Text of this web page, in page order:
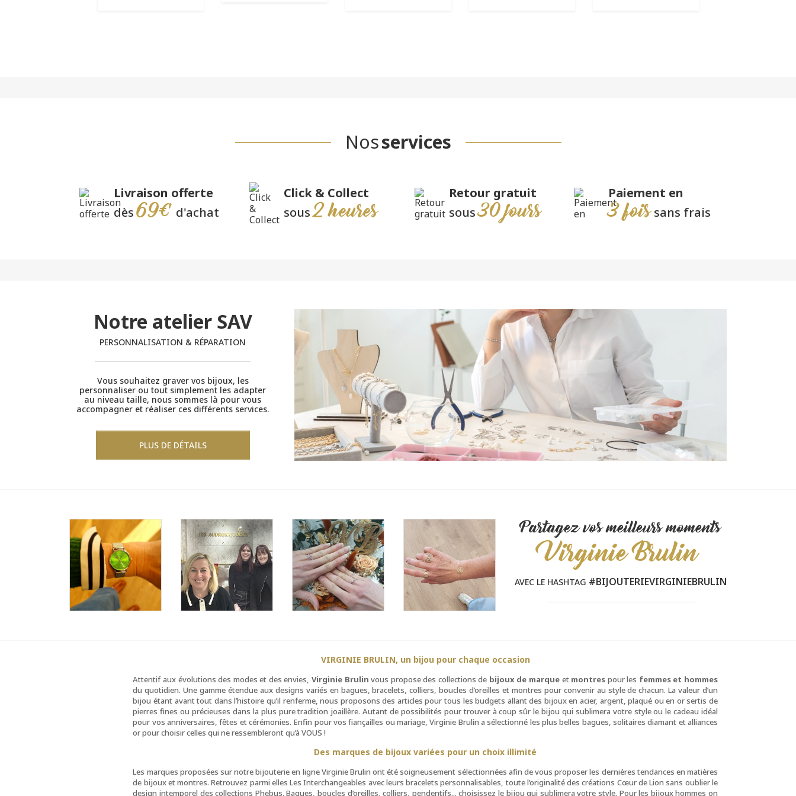
Nosservices
Livraison offerte
dès69€ d'achat
Click & Collect
sous2 heures
Retour gratuit
sous30 jours
Paiement en
3 foissans frais
Notre atelier SAV
PERSONNALISATION & RÉPARATION
Vous souhaitez graver vos bijoux, les
personnaliser ou tout simplement les adapter
au niveau taille, nous sommes là pour vous
accompagner et réaliser ces différents services.
PLUS DE DÉTAILS
Partagez vos meilleurs moments
Virginie Brulin
AVEC LE HASHTAG #BIJOUTERIEVIRGINIEBRULIN
VIRGINIE BRULIN, un bijou pour chaque occasion
Attentif aux évolutions des modes et des envies, Virginie Brulin vous propose des collections de bijoux de marque et montres pour les femmes et hommes
du quotidien. Une gamme étendue aux designs variés en bagues, bracelets, colliers, boucles d’oreilles et montres pour convenir au style de chacun. La valeur d’un
bijou étant avant tout dans l’histoire qu’il renferme, nous proposons des articles pour tous les budgets allant des bijoux en acier, argent, plaqué ou en or sertis de
pierres fines ou précieuses dans la plus pure tradition joaillère. Autant de possibilités pour trouver à coup sûr le bijou qui sublimera votre style ou le cadeau idéal
pour vos anniversaires, fêtes et cérémonies. Enfin pour vos fiançailles ou mariage, Virginie Brulin a sélectionné les plus belles bagues, solitaires diamant et alliances
or pour choisir celles qui ne ressembleront qu’à VOUS !
Des marques de bijoux variées pour un choix illimité
Les marques proposées sur notre bijouterie en ligne Virginie Brulin ont été soigneusement sélectionnées afin de vous proposer les dernières tendances en matières
de bijoux et montres. Retrouvez parmi elles Les Interchangeables avec leurs bracelets personnalisables, toute l’originalité des créations Cœur de Lion sans oublier le
design intemporel des collections Phebus. Bagues, boucles d’oreilles, colliers, pendentifs... choisissez le bijou qui sublimera votre style. Pour les bijoux hommes on